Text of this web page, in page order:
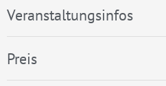
Veranstaltungsinfos
Preis